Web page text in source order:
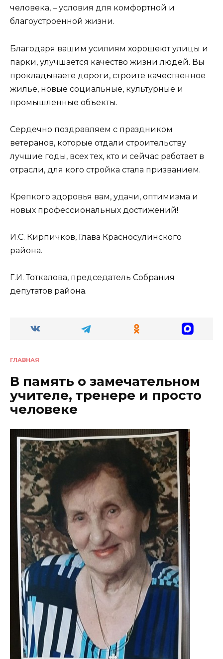
человека, – условия для комфортной и
благоустроенной жизни.
Благодаря вашим усилиям хорошеют улицы и
парки, улучшается качество жизни людей. Вы
прокладываете дороги, строите качественное
жилье, новые социальные, культурные и
промышленные объекты.
Сердечно поздравляем с праздником
ветеранов, которые отдали строительству
лучшие годы, всех тех, кто и сейчас работает в
отрасли, для кого стройка стала призванием.
Крепкого здоровья вам, удачи, оптимизма и
новых профессиональных достижений!
И.С. Кирпичков, Глава Красносулинского
района.
Г.И. Тоткалова, председатель Собрания
депутатов района.
ГЛАВНАЯ
В память о замечательном
учителе, тренере и просто
человеке